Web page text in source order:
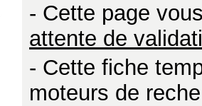
- Cette page
attente de
- Cette fiche
moteurs de